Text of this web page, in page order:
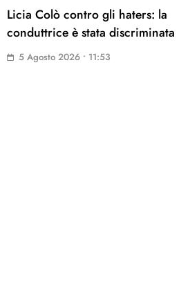
Licia Colò contro gli haters: la
conduttrice è stata discriminata
5 Agosto 2026 • 11:53